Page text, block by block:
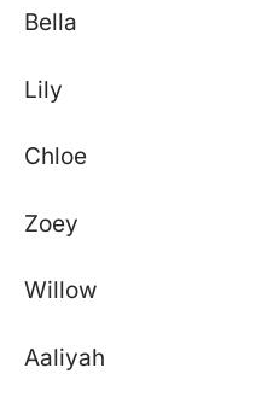
Bella
Lily
Chloe
Zoey
Willow
Aaliyah